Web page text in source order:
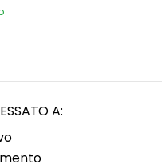
A: